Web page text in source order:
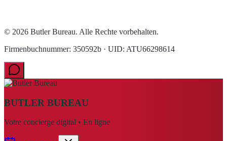
© 2026 Butler Bureau. Alle Rechte vorbehalten.
Firmenbuchnummer: 350592b · UID: ATU66298614
BUTLER BUREAU
Votre concierge digital • En ligne